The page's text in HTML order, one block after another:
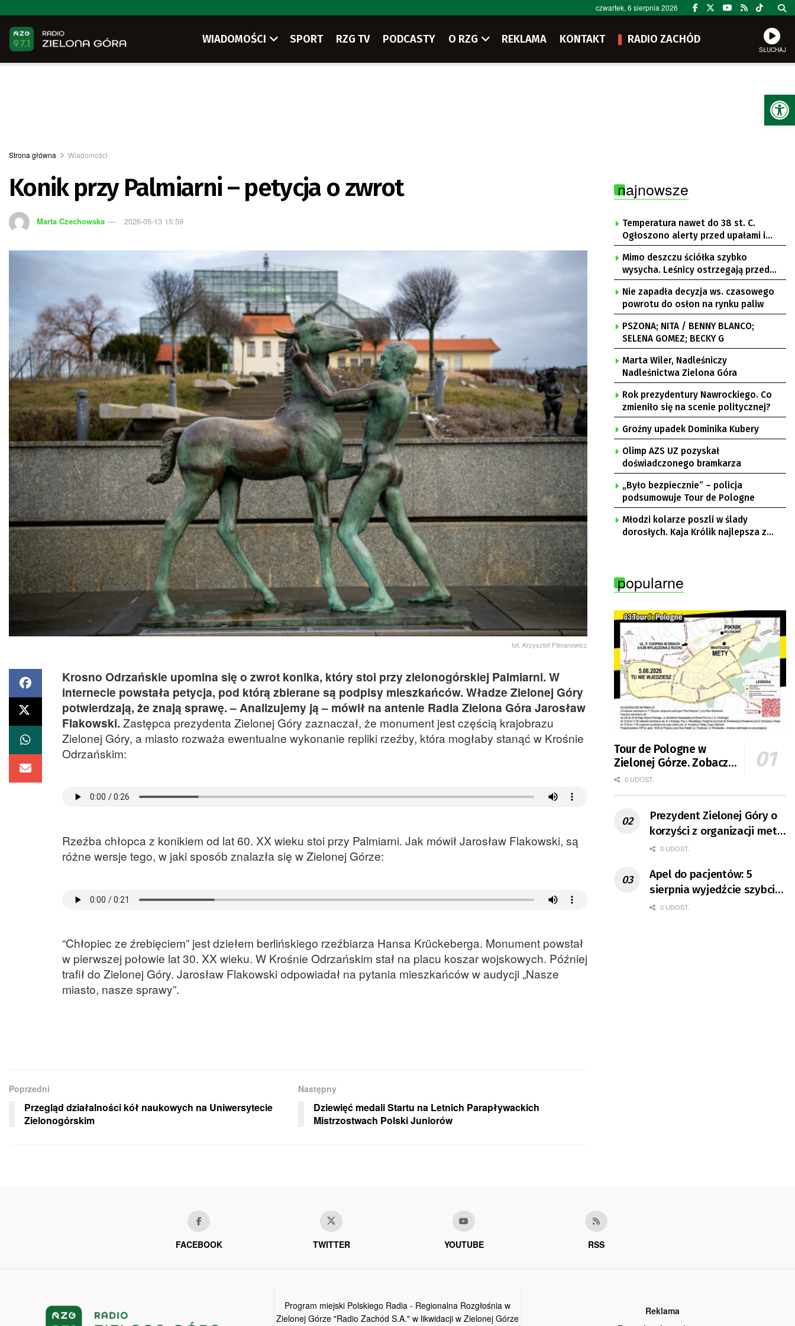
czwartek, 6 sierpnia 2026
WIADOMOŚCI SPORT RZG TV PODCASTY O RZG REKLAMA KONTAKT RADIO ZACHÓD
SŁUCHAJ
Strona główna Wiadomości
Konik przy Palmiarni – petycja o zwrot
Marta Czechowska 2026-05-13 15:59
fot. Krzysztof Filmanowicz
Krosno Odrzańskie upomina się o zwrot konika, który stoi przy zielonogórskiej Palmiarni. W
internecie powstała petycja, pod którą zbierane są podpisy mieszkańców. Władze Zielonej Góry
potwierdzają, że znają sprawę. – Analizujemy ją – mówił na antenie Radia Zielona Góra Jarosław
Flakowski. Zastępca prezydenta Zielonej Góry zaznaczał, że monument jest częścią krajobrazu
Zielonej Góry, a miasto rozważa ewentualne wykonanie repliki rzeźby, która mogłaby stanąć w Krośnie
Odrzańskim:
Rzeźba chłopca z konikiem od lat 60. XX wieku stoi przy Palmiarni. Jak mówił Jarosław Flakowski, są
różne wersje tego, w jaki sposób znalazła się w Zielonej Górze:
“Chłopiec ze źrebięciem” jest dziełem berlińskiego rzeźbiarza Hansa Krückeberga. Monument powstał
w pierwszej połowie lat 30. XX wieku. W Krośnie Odrzańskim stał na placu koszar wojskowych. Później
trafił do Zielonej Góry. Jarosław Flakowski odpowiadał na pytania mieszkańców w audycji „Nasze
miasto, nasze sprawy”.
Poprzedni
Przegląd działalności kół naukowych na Uniwersytecie
Zielonogórskim
Następny
Dziewięć medali Startu na Letnich Parapływackich
Mistrzostwach Polski Juniorów
najnowsze
Temperatura nawet do 38 st. C.
Ogłoszono alerty przed upałami i
burzami
Mimo deszczu ściółka szybko
wysycha. Leśnicy ostrzegają przed
pożarami
Nie zapadła decyzja ws. czasowego
powrotu do osłon na rynku paliw
PSZONA; NITA / BENNY BLANCO;
SELENA GOMEZ; BECKY G
Marta Wiler, Nadleśniczy
Nadleśnictwa Zielona Góra
Rok prezydentury Nawrockiego. Co
zmieniło się na scenie politycznej?
Groźny upadek Dominika Kubery
Olimp AZS UZ pozyskał
doświadczonego bramkarza
„Było bezpiecznie” – policja
podsumowuje Tour de Pologne
Młodzi kolarze poszli w ślady
dorosłych. Kaja Królik najlepsza z
popularne
Tour de Pologne w
Zielonej Górze. Zobacz
zmiany w organizacji
0 UDOST.
Prezydent Zielonej Góry o
korzyści z organizacji mety
Tour de Pologne
0 UDOST.
Apel do pacjentów: 5
sierpnia wyjedźcie szybciej
z domów
0 UDOST.
FACEBOOK TWITTER YOUTUBE RSS
Program miejski Polskiego Radia - Regionalna Rozgłośnia w
Zielonej Górze "Radio Zachód S.A." w likwidacji w Zielonej Górze
Reklama